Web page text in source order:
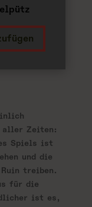
aller Zeiten:
Spiels ist
und die
treiben.
für die
ist es,